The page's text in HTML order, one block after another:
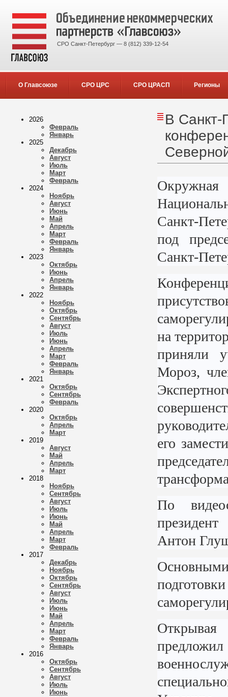
СРО Санкт-Петербург — 8 (812) 339-12-54
О Главсоюзе СРО ЦРС СРО ЦРАСП Регионы
2026
Февраль
Январь
2025
Декабрь
Август
Июль
Март
Февраль
2024
Ноябрь
Август
Июнь
Май
Апрель
Март
Февраль
Январь
2023
Октябрь
Июнь
Апрель
Январь
2022
Ноябрь
Октябрь
Сентябрь
Август
Июль
Июнь
Апрель
Март
Февраль
Январь
2021
Октябрь
Сентябрь
Февраль
2020
Октябрь
Апрель
Март
2019
Август
Май
Апрель
Март
2018
Ноябрь
Сентябрь
Август
Июль
Июнь
Май
Апрель
Март
Февраль
2017
Декабрь
Ноябрь
Октябрь
Сентябрь
Август
Июль
Июнь
Май
Апрель
Март
Февраль
Январь
2016
Октябрь
Сентябрь
Август
Июль
Июнь
В Санкт-
Окружная
Санкт-
под
Санкт-
на
приняли
Мороз,
его
По
Антон
Основными